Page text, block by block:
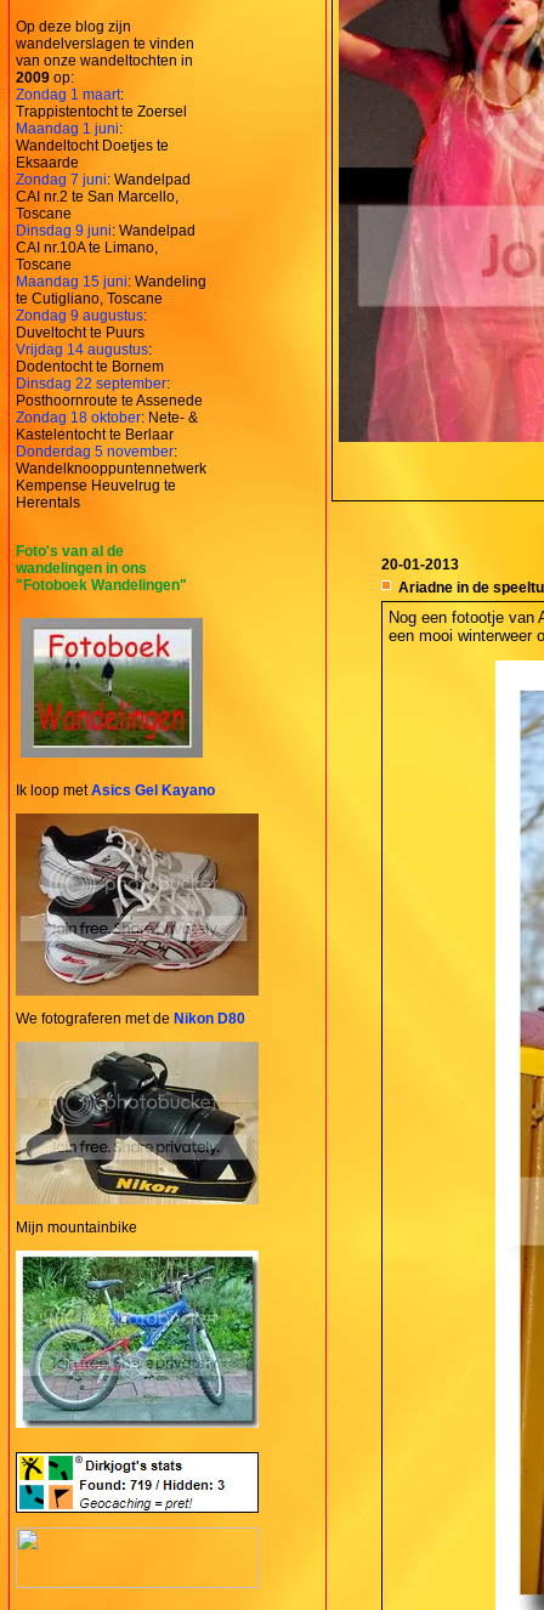
Op deze blog zijn
wandelverslagen te vinden
van onze wandeltochten in
2009 op:
Zondag 1 maart:
Trappistentocht te Zoersel
Maandag 1 juni:
Wandeltocht Doetjes te
Eksaarde
Zondag 7 juni: Wandelpad
CAI nr.2 te San Marcello,
Toscane
Dinsdag 9 juni: Wandelpad
CAI nr.10A te Limano,
Toscane
Maandag 15 juni: Wandeling
te Cutigliano, Toscane
Zondag 9 augustus:
Duveltocht te Puurs
Vrijdag 14 augustus:
Dodentocht te Bornem
Dinsdag 22 september:
Posthoornroute te Assenede
Zondag 18 oktober: Nete- &
Kastelentocht te Berlaar
Donderdag 5 november:
Wandelknooppuntennetwerk
Kempense Heuvelrug te
Herentals
Foto's van al de
wandelingen in ons
"Fotoboek Wandelingen"
Ik loop metAsics Gel Kayano
We fotograferen met de Nikon D80
Mijn mountainbike
20-01-2013
Ariadne in de
Nog een fotootje van
een mooi winterweer